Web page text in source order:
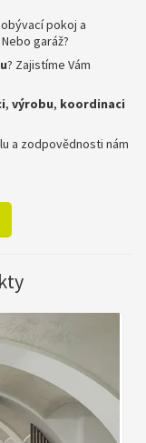
pokoj a
garáž?
? Zajistíme Vám
, výrobu, koordinaci
a zodpovědnosti nám